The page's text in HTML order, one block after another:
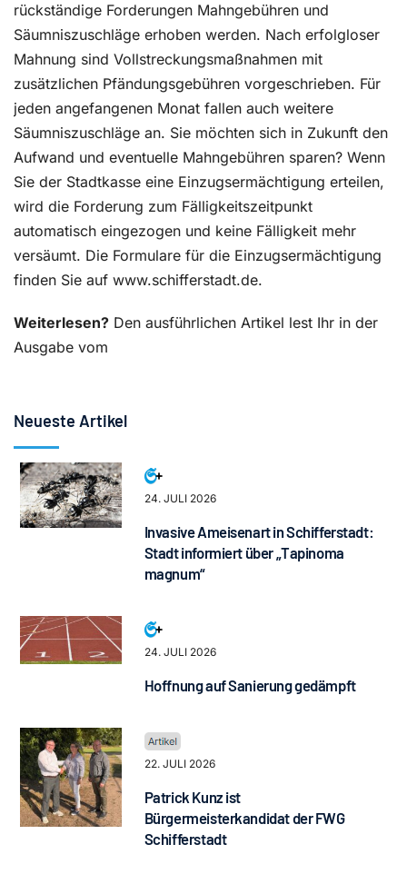
rückständige Forderungen Mahngebühren und
Säumniszuschläge erhoben werden. Nach erfolgloser
Mahnung sind Vollstreckungsmaßnahmen mit
zusätzlichen Pfändungsgebühren vorgeschrieben. Für
jeden angefangenen Monat fallen auch weitere
Säumniszuschläge an. Sie möchten sich in Zukunft den
Aufwand und eventuelle Mahngebühren sparen? Wenn
Sie der Stadtkasse eine Einzugsermächtigung erteilen,
wird die Forderung zum Fälligkeitszeitpunkt
automatisch eingezogen und keine Fälligkeit mehr
versäumt. Die Formulare für die Einzugsermächtigung
finden Sie auf www.schifferstadt.de.
Weiterlesen? Den ausführlichen Artikel lest Ihr in der
Ausgabe vom
Neueste Artikel
24. JULI 2026
Invasive Ameisenart in Schifferstadt:
Stadt informiert über „Tapinoma
magnum“
24. JULI 2026
Hoffnung auf Sanierung gedämpft
22. JULI 2026
Patrick Kunz ist
Bürgermeisterkandidat der FWG
Schifferstadt